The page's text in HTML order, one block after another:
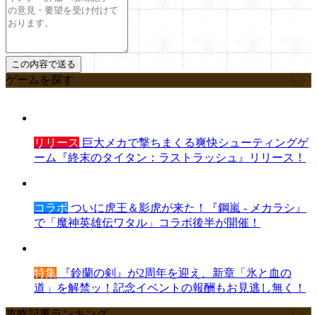
ゲームを探す
リリース 巨大メカで撃ちまくる爽快シューティングゲ
ーム『終末のタイタン：ラストラッシュ』リリース！
コラボ ついに虎王＆影虎が来た！『鋼嵐 - メカラシ』
で「魔神英雄伝ワタル」コラボ後半が開催！
特集 『鈴蘭の剣』が2周年を迎え、新章「氷と血の
道」を解禁ッ！記念イベントの報酬もお見逃し無く！